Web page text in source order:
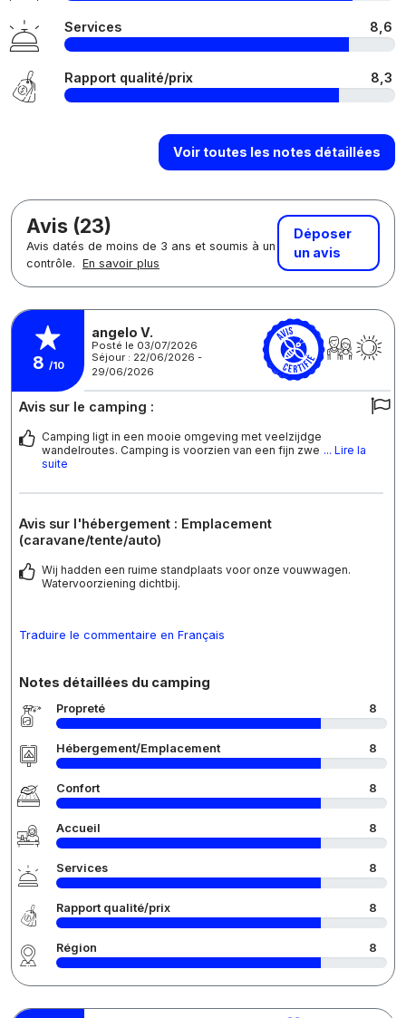
Services 8,6
Rapport qualité/prix 8,3
Voir toutes les notes détaillées
Avis (23)
Avis datés de moins de 3 ans et soumis à un
contrôle. En savoir plus
Déposer
un avis
8 /10
angelo V.
Posté le 03/07/2026
Séjour : 22/06/2026 -
29/06/2026
Avis sur le camping :
Camping ligt in een mooie omgeving met veelzijdge
wandelroutes. Camping is voorzien van een fijn zwe ... Lire la
suite
Avis sur l'hébergement : Emplacement
(caravane/tente/auto)
Wij hadden een ruime standplaats voor onze vouwwagen.
Watervoorziening dichtbij.
Traduire le commentaire en Français
Notes détaillées du camping
Propreté 8
Hébergement/Emplacement 8
Confort 8
Accueil 8
Services 8
Rapport qualité/prix 8
Région 8